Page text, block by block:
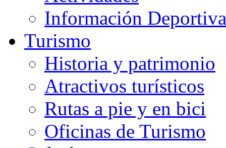
Información Deportiva
Turismo
Historia y patrimonio
Atractivos turísticos
Rutas a pie y en bici
Oficinas de Turismo